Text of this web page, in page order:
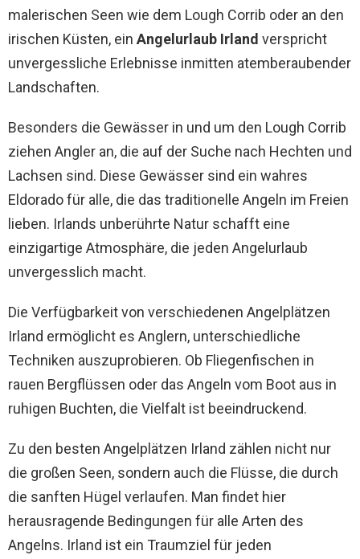
malerischen Seen wie dem Lough Corrib oder an den
irischen Küsten, ein Angelurlaub Irland verspricht
unvergessliche Erlebnisse inmitten atemberaubender
Landschaften.
Besonders die Gewässer in und um den Lough Corrib
ziehen Angler an, die auf der Suche nach Hechten und
Lachsen sind. Diese Gewässer sind ein wahres
Eldorado für alle, die das traditionelle Angeln im Freien
lieben. Irlands unberührte Natur schafft eine
einzigartige Atmosphäre, die jeden Angelurlaub
unvergesslich macht.
Die Verfügbarkeit von verschiedenen Angelplätzen
Irland ermöglicht es Anglern, unterschiedliche
Techniken auszuprobieren. Ob Fliegenfischen in
rauen Bergflüssen oder das Angeln vom Boot aus in
ruhigen Buchten, die Vielfalt ist beeindruckend.
Zu den besten Angelplätzen Irland zählen nicht nur
die großen Seen, sondern auch die Flüsse, die durch
die sanften Hügel verlaufen. Man findet hier
herausragende Bedingungen für alle Arten des
Angelns. Irland ist ein Traumziel für jeden